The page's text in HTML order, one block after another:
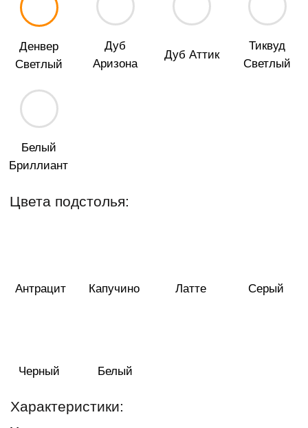
Характеристики:
Страна производитель:
Материал:
Гарантия:
Антрацит
Черный